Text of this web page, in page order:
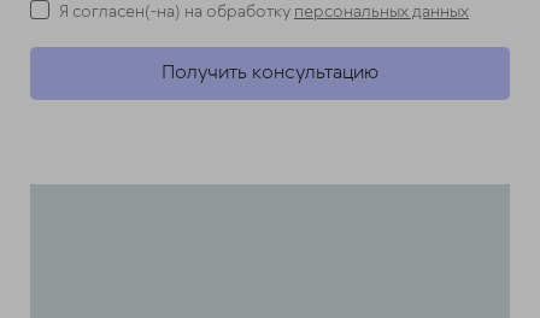
Получить консультацию
Я согласен(-на) на обработку персональных данных